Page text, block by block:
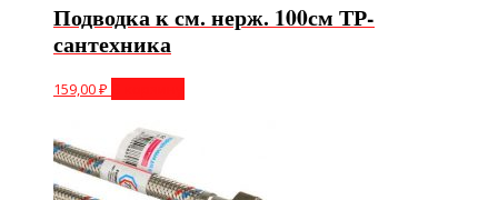
Подводка к см. нерж. 100см ТР-
сантехника
159,00₽